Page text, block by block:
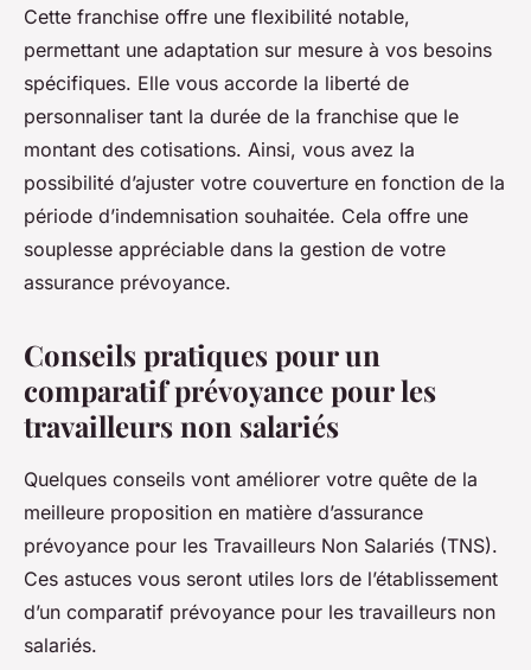
Cette franchise offre une flexibilité notable,
permettant une adaptation sur mesure à vos besoins
spécifiques. Elle vous accorde la liberté de
personnaliser tant la durée de la franchise que le
montant des cotisations. Ainsi, vous avez la
possibilité d’ajuster votre couverture en fonction de la
période d’indemnisation souhaitée. Cela offre une
souplesse appréciable dans la gestion de votre
assurance prévoyance.
Conseils pratiques pour un
comparatif prévoyance pour les
travailleurs non salariés
Quelques conseils vont améliorer votre quête de la
meilleure proposition en matière d’assurance
prévoyance pour les Travailleurs Non Salariés (TNS).
Ces astuces vous seront utiles lors de l’établissement
d’un comparatif prévoyance pour les travailleurs non
salariés.